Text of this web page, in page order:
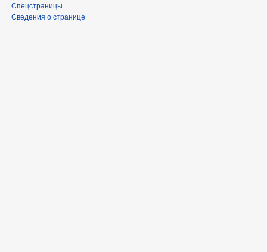
Спецстраницы
Сведения о странице